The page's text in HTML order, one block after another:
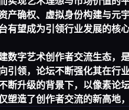
产确权、虚拟身份构建与元
望成为引领行业发展的核心
数字艺术创作者交流生态，
引领，论坛不断强化其在行
断升级的背景下，以像素论
塑造了创作者交流的新高地